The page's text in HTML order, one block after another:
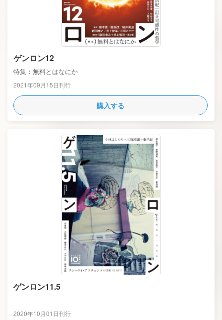
ゲンロン12
特集：無料とはなにか
2021年09月15日刊行
購入する
ゲンロン11.5
2020年10月01日刊行